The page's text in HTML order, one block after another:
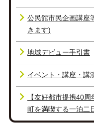
公民館市民企画講座
きます)
地域デビュー手引書
イベント・講座・講
【友好都市提携40
町を満喫する一泊二